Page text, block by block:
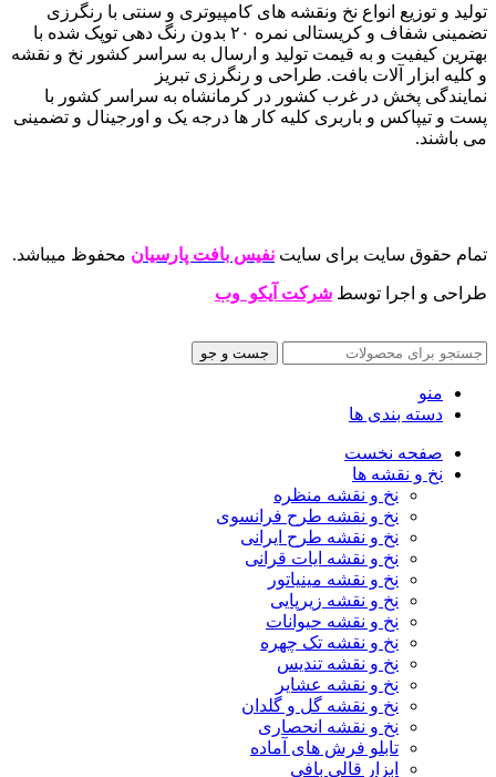
تولید و توزیع انواع نخ ونقشه های کامپیوتری و سنتی با رنگرزی
تضمینی شفاف و کریستالی نمره ۲۰ بدون رنگ دهی توپک شده با
بهترین کیفیت و به قیمت تولید و ارسال به سراسر کشور نخ و نقشه
و کلیه ابزار آلات بافت. طراحی و رنگرزی تبریز
نمایندگی پخش در غرب کشور در کرمانشاه به سراسر کشور با
پست و تیپاکس و باربری کلیه کار ها درجه یک و اورجینال و تضمینی
می باشند.
تمام حقوق سایت برای سایت نفیس بافت پارسیان محفوظ میباشد.
طراحی و اجرا توسط شرکت آیکو وب
جست و جو
منو
دسته بندی ها
صفحه نخست
نخ و نقشه ها
نخ و نقشه منظره
نخ و نقشه طرح فرانسوی
نخ و نقشه طرح ایرانی
نخ و نقشه ایات قرانی
نخ و نقشه مینیاتور
نخ و نقشه زیرپایی
نخ و نقشه حیوانات
نخ و نقشه تک چهره
نخ و نقشه تندیس
نخ و نقشه عشایر
نخ و نقشه گل و گلدان
نخ و نقشه انحصاری
تابلو فرش های آماده
ابزار قالی بافی